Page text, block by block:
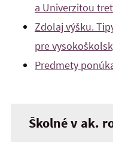
a Univerzitou
Zdolaj výšku.
pre
Predmety
Školné v ak.